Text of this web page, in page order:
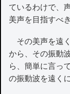
ているわけで、
美声を目指すべ
その美声を遠
から、その振動
ら、簡単に言っ
の振動波を遠く